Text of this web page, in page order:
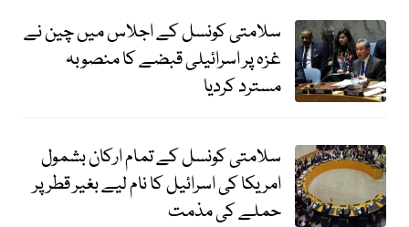
سلامتی کونسل کے اجلاس میں چین نے
غزہ پر اسرائیلی قبضے کا منصوبہ
مسترد کردیا
سلامتی کونسل کے تمام ارکان بشمول
امریکا کی اسرائیل کا نام لیے بغیر قطر پر
حملے کی مذمت